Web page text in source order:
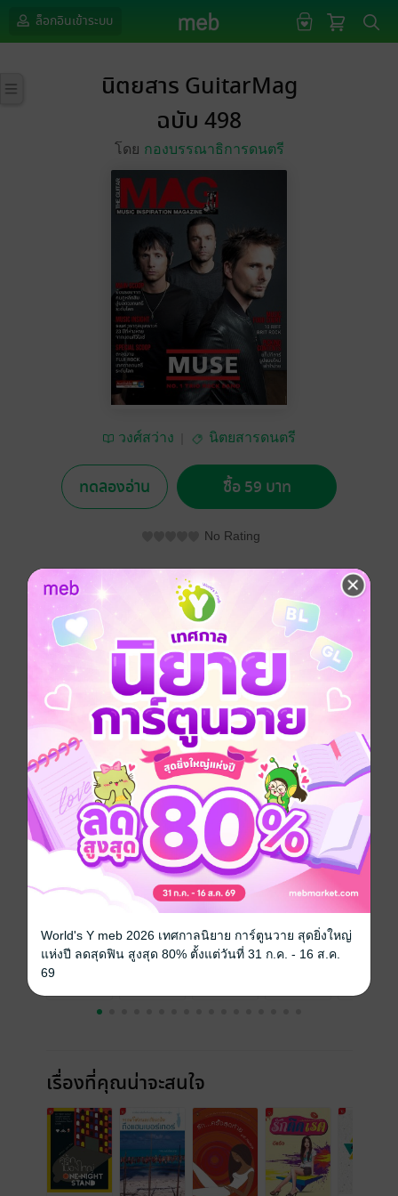
ล็อกอินเข้าระบบ
นิตยสาร GuitarMag
ฉบับ 498
โดย กองบรรณาธิการดนตรี
วงศ์สว่าง นิตยสารดนตรี
ทดลองอ่าน ซื้อ 59 บาท
No Rating
อยากได้ ซื้อเป็นของขวัญ แชร์
ประเภทไฟล์
วันที่วางขาย 02 ตุลาคม 2558
ความยาว 170 หน้า
ราคาปก 80 บาท (ประหยัด 26%)
ฉบับย้อนหลัง
เรื่องที่คุณน่าจะสนใจ
World's Y meb 2026 เทศกาลนิยาย การ์ตูนวาย สุดยิ่งใหญ่
แห่งปี ลดสุดฟิน สูงสุด 80% ตั้งแต่วันที่ 31 ก.ค. - 16 ส.ค.
69